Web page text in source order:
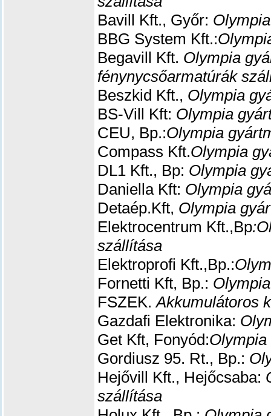
Bavill Kft., Győr:
BBG System Kft.:
Begavill Kft. Olympia
fénynycsőarmatúrák
Beszkid Kft., Olympia
BS-Vill Kft: Olympia
CEU, Bp.:Olympia
Compass Kft.Olympia
DL1 Kft., Bp: Olympia
Daniella Kft: Olympia
Detaép.Kft, Olympia
Elektrocentrum Kft.,Bp
szállítása
Elektroprofi Kft.,Bp.:
Fornetti Kft, Bp.:
FSZEK.Akkumulátoros
Gazdafi Elektronika:
Get Kft, Fonyód:
Gordiusz 95. Rt., Bp.:
Hejővill Kft., Hejőcsaba:
szállítása